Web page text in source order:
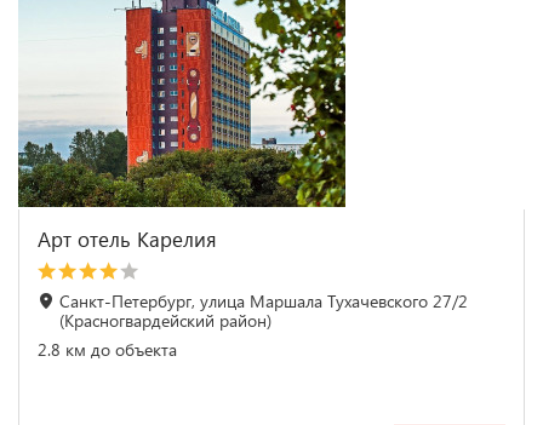
Арт отель Карелия
Санкт-Петербург, улица Маршала Тухачевского 27/2
(Красногвардейский район)
2.8 км до объекта